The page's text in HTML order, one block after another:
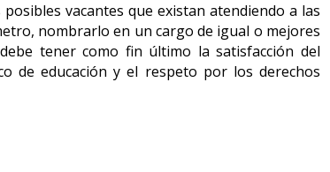
vacantes que existan atendiendo a las
nombrarlo en un cargo de igual o mejores
tener como fin último la satisfacción del
de educación y el respeto por los derechos